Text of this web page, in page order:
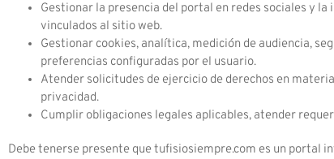
Gestionar la presencia del portal en redes sociales y
vinculados al sitio web.
Gestionar cookies, analítica, medición de audiencia,
preferencias configuradas por el usuario.
Atender solicitudes de ejercicio de derechos en
privacidad.
Cumplir obligaciones legales aplicables, atender
Debe tenerse presente que tufisiosiempre.com es un portal